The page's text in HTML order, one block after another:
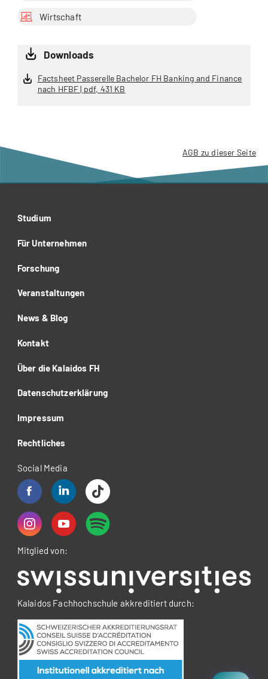
Wirtschaft
Downloads
Factsheet Passerelle Bachelor FH Banking and Finance
nach HFBF | pdf, 431 KB
AGB zu dieser Seite
Studium
Für Unternehmen
Forschung
Veranstaltungen
News & Blog
Kontakt
Über die Kalaidos FH
Datenschutzerklärung
Impressum
Rechtliches
Social Media
Mitglied von:
Kalaidos Fachhochschule akkreditiert durch: